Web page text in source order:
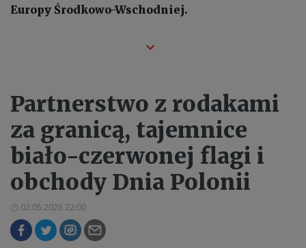
Europy Środkowo-Wschodniej.
Partnerstwo z rodakami
za granicą, tajemnice
biało-czerwonej flagi i
obchody Dnia Polonii
02.05.2026 22:00